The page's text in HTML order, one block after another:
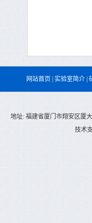
网站首页 实验室简介
地址: 福建省厦门市翔安区厦
技术